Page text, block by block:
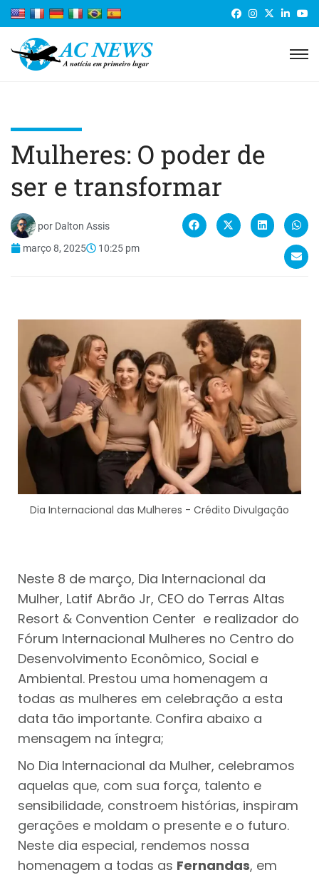
Mulheres: O poder de
ser e transformar
por Dalton Assis
março 8, 2025
10:25 pm
Dia Internacional das Mulheres - Crédito Divulgação
Neste 8 de março, Dia Internacional da
Mulher, Latif Abrão Jr, CEO do Terras Altas
Resort & Convention Center e realizador do
Fórum Internacional Mulheres no Centro do
Desenvolvimento Econômico, Social e
Ambiental. Prestou uma homenagem a
todas as mulheres em celebração a esta
data tão importante. Confira abaixo a
mensagem na íntegra;
No Dia Internacional da Mulher, celebramos
aquelas que, com sua força, talento e
sensibilidade, constroem histórias, inspiram
gerações e moldam o presente e o futuro.
Neste dia especial, rendemos nossa
homenagem a todas as Fernandas, em